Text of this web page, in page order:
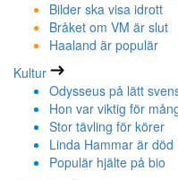
Bilder ska visa idrott
Bråket om VM är slut
Haaland är populär
Kultur
Odysseus på lätt
Hon var viktig för
Stor tävling för körer
Linda Hammar är död
Populär hjälte på bio